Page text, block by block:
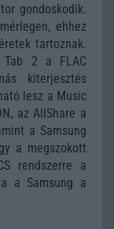
gondoskodik.
ehhez
tartoznak.
Tab 2 a FLAC
kiterjesztés
lesz a Music
az AllShare a
a Samsung
a megszokott
rendszerre a
a Samsung a